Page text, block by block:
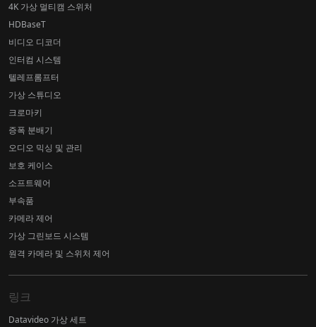
4K 가상 멀티캠 스위처
HDBaseT
비디오 디코더
인터컴 시스템
텔레프롬프터
가상 스튜디오
크로마키
증폭 분배기
오디오 믹싱 및 관리
보호 케이스
소프트웨어
부속품
카메라 제어
가상 그린보드 시스템
원격 카메라 및 스위처 제어
링크
Datavideo 가상 세트